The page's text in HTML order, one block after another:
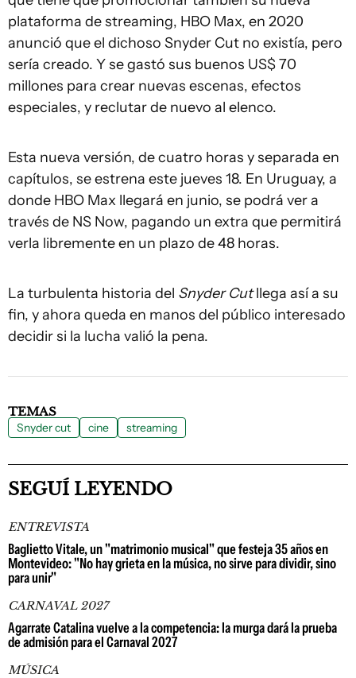
plataforma de streaming, HBO Max, en 2020
anunció que el dichoso Snyder Cut no existía, pero
sería creado. Y se gastó sus buenos US$ 70
millones para crear nuevas escenas, efectos
especiales, y reclutar de nuevo al elenco.
Esta nueva versión, de cuatro horas y separada en
capítulos, se estrena este jueves 18. En Uruguay, a
donde HBO Max llegará en junio, se podrá ver a
través de NS Now, pagando un extra que permitirá
verla libremente en un plazo de 48 horas.
La turbulenta historia del Snyder Cutllega así a su
fin, y ahora queda en manos del público interesado
decidir si la lucha valió la pena.
TEMAS
Snyder cut cine streaming
SEGUÍ LEYENDO
ENTREVISTA
Baglietto Vitale, un "matrimonio musical" que festeja 35 años en
Montevideo: "No hay grieta en la música, no sirve para dividir, sino
para unir"
CARNAVAL 2027
Agarrate Catalina vuelve a la competencia: la murga dará la prueba
de admisión para el Carnaval 2027
MÚSICA